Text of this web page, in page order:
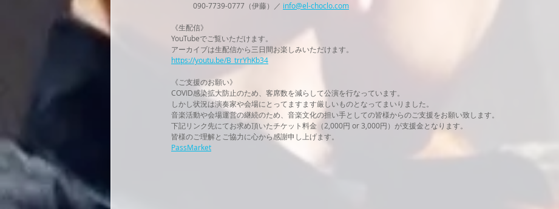
090-7739-0777（伊藤）／ info@el-choclo.com
《生配信》
YouTubeでご覧いただけます。
アーカイブは生配信から三日間お楽しみいただけます。
https://youtu.be/B_trrYhKb34
《ご支援のお願い》
COVID感染拡大防止のため、客席数を減らして公演を行なっています。
しかし状況は演奏家や会場にとってますます厳しいものとなってまいりました。
音楽活動や会場運営の継続のため、音楽文化の担い手としての皆様からのご支援をお願い致します。
下記リンク先にてお求め頂いたチケット料金（2,000円 or 3,000円）が支援金となります。
皆様のご理解とご協力に心から感謝申し上げます。
PassMarket